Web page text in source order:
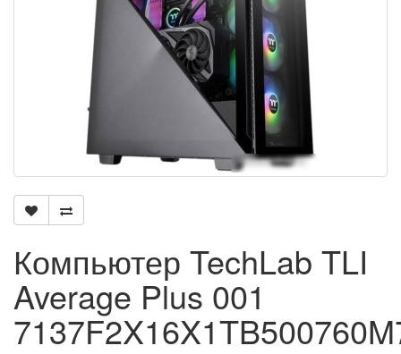
Компьютер TechLab TLI
Average Plus 001